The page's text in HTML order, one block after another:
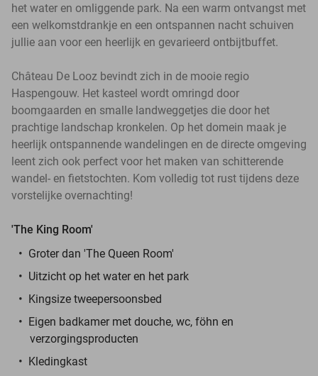
het water en omliggende park. Na een warm ontvangst met
een welkomstdrankje en een ontspannen nacht schuiven
jullie aan voor een heerlijk en gevarieerd ontbijtbuffet.
Château De Looz bevindt zich in de mooie regio
Haspengouw. Het kasteel wordt omringd door
boomgaarden en smalle landweggetjes die door het
prachtige landschap kronkelen. Op het domein maak je
heerlijk ontspannende wandelingen en de directe omgeving
leent zich ook perfect voor het maken van schitterende
wandel- en fietstochten. Kom volledig tot rust tijdens deze
vorstelijke overnachting!
'The King Room'
Groter dan 'The Queen Room'
Uitzicht op het water en het park
Kingsize tweepersoonsbed
Eigen badkamer met douche, wc, föhn en
verzorgingsproducten
Kledingkast